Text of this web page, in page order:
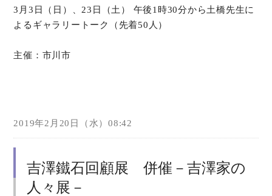
3月3日（日）、23日（土） 午後1時30分から土橋先生に
よるギャラリートーク（先着50人）
主催：市川市
2019年2月20日（水）08:42
吉澤鐵石回顧展 併催－吉澤家の
人々展－